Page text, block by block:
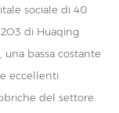
sociale di 40
di Huaqing
bassa costante
eccellenti
del settore.